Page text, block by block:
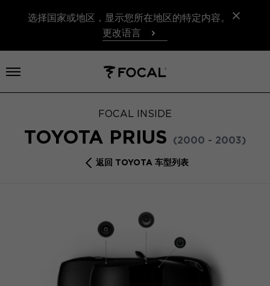
选择国家或地区，显示您所在地区的特定内容。
更改语言
打开菜单
FOCAL INSIDE
TOYOTA PRIUS (2000 - 2003)
返回 TOYOTA 车型列表